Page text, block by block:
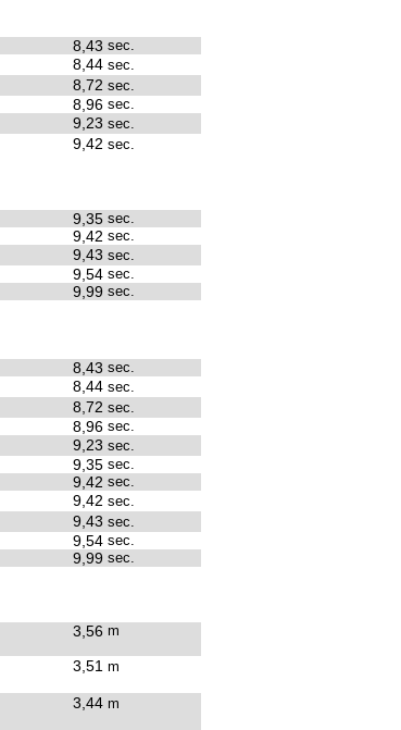
8,43 sec.
8,44 sec.
8,72 sec.
8,96 sec.
9,23 sec.
9,42 sec.
9,35 sec.
9,42 sec.
9,43 sec.
9,54 sec.
9,99 sec.
8,43 sec.
8,44 sec.
8,72 sec.
8,96 sec.
9,23 sec.
9,35 sec.
9,42 sec.
9,42 sec.
9,43 sec.
9,54 sec.
9,99 sec.
3,56 m
3,51 m
3,44 m